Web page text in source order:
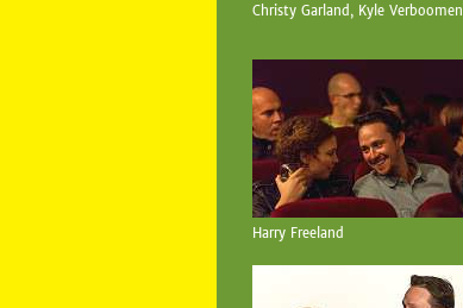
Christy Garland, Kyle Verboomen
Harry Freeland